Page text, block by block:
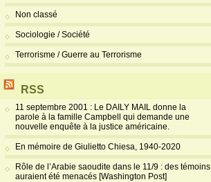
Non classé
Sociologie / Société
Terrorisme / Guerre au Terrorisme
RSS
11 septembre 2001 : Le DAILY MAIL donne la
parole à la famille Campbell qui demande une
nouvelle enquête à la justice américaine.
En mémoire de Giulietto Chiesa, 1940-2020
Rôle de l’Arabie saoudite dans le 11/9 : des témoins
auraient été menacés [Washington Post]